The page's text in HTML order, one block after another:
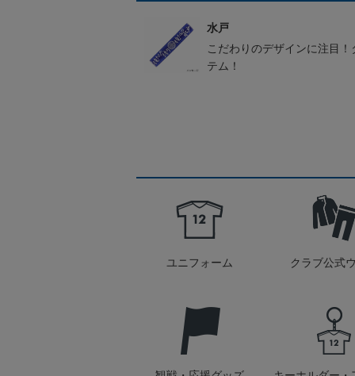
水戸
こだわりのデザインに注目
テム！
ユニフォーム クラブ公式